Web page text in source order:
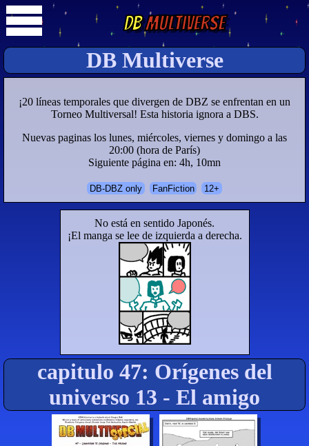
DBMultiverse
DB Multiverse
¡20 líneas temporales que divergen de DBZ se enfrentan en un
Torneo Multiversal! Esta historia ignora a DBS.
Nuevas paginas los lunes, miércoles, viernes y domingo a las
20:00 (hora de París)
Siguiente página en: 4h, 10mn
DB-DBZ only FanFiction 12+
No está en sentido Japonés.
¡El manga se lee de izquierda a derecha.
capitulo 47: Orígenes del
universo 13 - El amigo